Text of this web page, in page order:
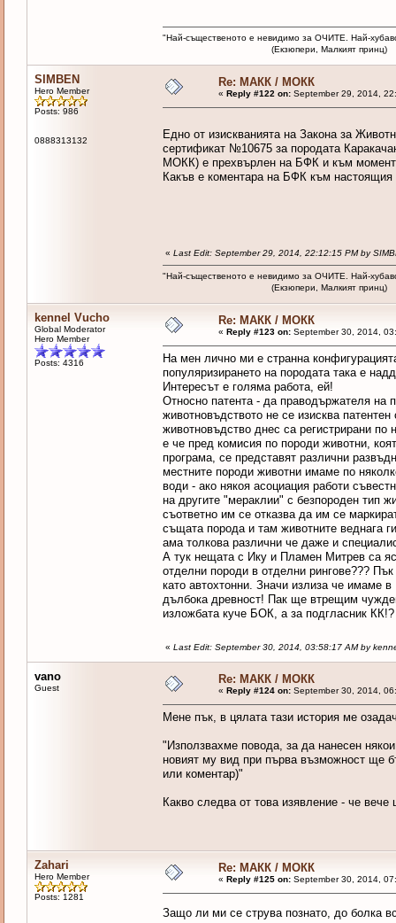
"Най-същественото е невидимо за ОЧИТЕ. Най-
(Екзюпери, Малкият принц)
SIMBEN
Hero Member
Posts: 986
0888313132
Re: МАКК / МОКК
« Reply #122 on:September 29, 2014,
Едно от изискванията на Закона за
сертификат №10675 за породата
МОКК) е прехвърлен на БФК и към
Какъв е коментара на БФК към настоящия
« Last Edit: September 29, 2014, 22:12:15 PM by
"Най-същественото е невидимо за ОЧИТЕ. Най-
(Екзюпери, Малкият принц)
kennel Vucho
Global Moderator
Hero Member
Posts: 4316
Re: МАКК / МОКК
« Reply #123 on:September 30, 2014,
На мен лично ми е странна
популяризирането на породата така е
Интересът е голяма работа, ей!
Относно патента - да праводържателя на
животновъдството не се изисква
животновъдство днес са регистрирани
е че пред комисия по породи животни,
програма, се представят различни
местните породи животни имаме по
води - ако някоя асоциация работи
на другите "мераклии" с безпороден тип
съответно им се отказва да им се
същата порода и там животните веднага
ама толкова различни че даже и
А тук нещата с Ику и Пламен Митрев са
отделни породи в отделни рингове???
като автохтонни. Значи излиза че имаме
дълбока древност! Пак ще втрещим
изложбата куче БОК, а за подгласник
« Last Edit: September 30, 2014, 03:58:17 AM by
vano
Guest
Re: МАКК / МОКК
« Reply #124 on:September 30, 2014,
Мене пък, в цялата тази история ме
"Използвахме повода, за да нанесен
новият му вид при първа възможност ще
или коментар)"
Какво следва от това изявление - че
Zahari
Hero Member
Posts: 1281
Re: МАКК / МОКК
« Reply #125 on:September 30, 2014,
Защо ли ми се струва познато, до болка